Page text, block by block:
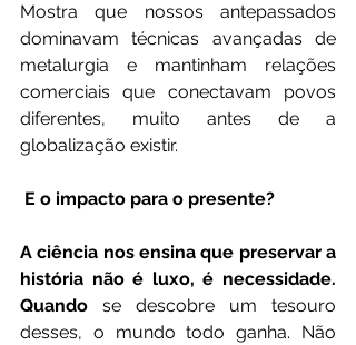
Mostra que nossos antepassados
dominavam técnicas avançadas de
metalurgia e mantinham relações
comerciais que conectavam povos
diferentes, muito antes de a
globalização existir.
E o impacto para o presente?
A ciência nos ensina que preservar a
história não é luxo, é necessidade.
Quando se descobre um tesouro
desses, o mundo todo ganha. Não